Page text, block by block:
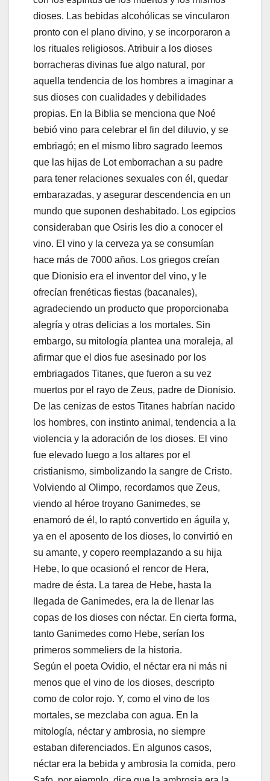
dioses. Las bebidas alcohólicas se vincularon
pronto con el plano divino, y se incorporaron a
los rituales religiosos. Atribuir a los dioses
borracheras divinas fue algo natural, por
aquella tendencia de los hombres a imaginar a
sus dioses con cualidades y debilidades
propias. En la Biblia se menciona que Noé
bebió vino para celebrar el fin del diluvio, y se
embriagó; en el mismo libro sagrado leemos
que las hijas de Lot emborrachan a su padre
para tener relaciones sexuales con él, quedar
embarazadas, y asegurar descendencia en un
mundo que suponen deshabitado. Los egipcios
consideraban que Osiris les dio a conocer el
vino. El vino y la cerveza ya se consumían
hace más de 7000 años. Los griegos creían
que Dionisio era el inventor del vino, y le
ofrecían frenéticas fiestas (bacanales),
agradeciendo un producto que proporcionaba
alegría y otras delicias a los mortales. Sin
embargo, su mitología plantea una moraleja, al
afirmar que el dios fue asesinado por los
embriagados Titanes, que fueron a su vez
muertos por el rayo de Zeus, padre de Dionisio.
De las cenizas de estos Titanes habrían nacido
los hombres, con instinto animal, tendencia a la
violencia y la adoración de los dioses. El vino
fue elevado luego a los altares por el
cristianismo, simbolizando la sangre de Cristo.
Volviendo al Olimpo, recordamos que Zeus,
viendo al héroe troyano Ganimedes, se
enamoró de él, lo raptó convertido en águila y,
ya en el aposento de los dioses, lo convirtió en
su amante, y copero reemplazando a su hija
Hebe, lo que ocasionó el rencor de Hera,
madre de ésta. La tarea de Hebe, hasta la
llegada de Ganimedes, era la de llenar las
copas de los dioses con néctar. En cierta forma,
tanto Ganimedes como Hebe, serían los
primeros sommeliers de la historia.
Según el poeta Ovidio, el néctar era ni más ni
menos que el vino de los dioses, descripto
como de color rojo. Y, como el vino de los
mortales, se mezclaba con agua. En la
mitología, néctar y ambrosia, no siempre
estaban diferenciados. En algunos casos,
néctar era la bebida y ambrosia la comida, pero